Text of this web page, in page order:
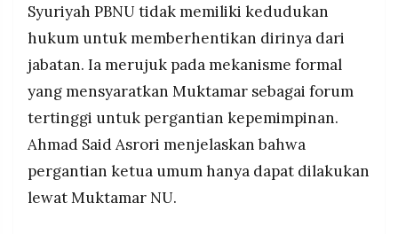
Syuriyah PBNU tidak memiliki kedudukan
hukum untuk memberhentikan dirinya dari
jabatan. Ia merujuk pada mekanisme formal
yang mensyaratkan Muktamar sebagai forum
tertinggi untuk pergantian kepemimpinan.
Ahmad Said Asrori menjelaskan bahwa
pergantian ketua umum hanya dapat dilakukan
lewat Muktamar NU.